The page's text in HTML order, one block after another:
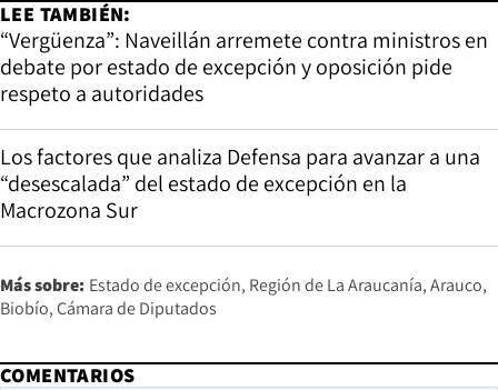
LEE TAMBIÉN:
“Vergüenza”: Naveillán arremete contra ministros en
debate por estado de excepción y oposición pide
respeto a autoridades
Los factores que analiza Defensa para avanzar a una
“desescalada” del estado de excepción en la
Macrozona Sur
Más sobre: Estado de excepción Región de La Araucanía Arauco
Biobío Cámara de Diputados
COMENTARIOS